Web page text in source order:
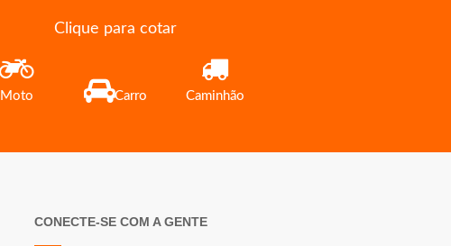
Clique para cotar
Moto Carro Caminhão
CONECTE-SE COM A GENTE